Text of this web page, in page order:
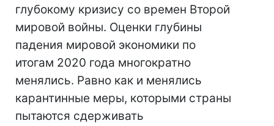
глубокому кризису со времен Второй
мировой войны. Оценки глубины
падения мировой экономики по
итогам 2020 года многократно
менялись. Равно как и менялись
карантинные меры, которыми страны
пытаются сдерживать